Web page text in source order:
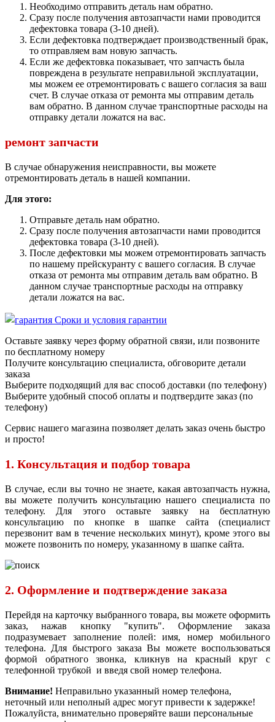
Необходимо отправить деталь нам обратно.
Сразу после получения автозапчасти нами проводится
дефектовка товара (3-10 дней).
Если дефектовка подтверждает производственный брак,
то отправляем вам новую запчасть.
Если же дефектовка показывает, что запчасть была
повреждена в результате неправильной эксплуатации,
мы можем ее отремонтировать с вашего согласия за ваш
счет. В случае отказа от ремонта мы отправим деталь
вам обратно. В данном случае транспортные расходы на
отправку детали ложатся на вас.
ремонт запчасти
В случае обнаружения неисправности, вы можете
отремонтировать деталь в нашей компании.
Для этого:
Отправьте деталь нам обратно.
Сразу после получения автозапчасти нами проводится
дефектовка товара (3-10 дней).
После дефектовки мы можем отремонтировать запчасть
по нашему прейскуранту с вашего согласия. В случае
отказа от ремонта мы отправим деталь вам обратно. В
данном случае транспортные расходы на отправку
детали ложатся на вас.
Сроки и условия гарантии
Оставьте заявку через форму обратной связи, или позвоните
по бесплатному номеру
Получите консультацию специалиста, обговорите детали
заказа
Выберите подходящий для вас способ доставки (по телефону)
Выберите удобный способ оплаты и подтвердите заказ (по
телефону)
Сервис нашего магазина позволяет делать заказ очень быстро
и просто!
1. Консультация и подбор товара
В случае, если вы точно не знаете, какая автозапчасть нужна,
вы можете получить консультацию нашего специалиста по
телефону. Для этого оставьте заявку на бесплатную
консультацию по кнопке в шапке сайта (специалист
перезвонит вам в течение нескольких минут), кроме этого вы
можете позвонить по номеру, указанному в шапке сайта.
2. Оформление и подтверждение заказа
Перейдя на карточку выбранного товара, вы можете оформить
заказ, нажав кнопку "купить". Оформление заказа
подразумевает заполнение полей: имя, номер мобильного
телефона. Для быстрого заказа Вы можете воспользоваться
формой обратного звонка, кликнув на красный круг с
телефонной трубкой и введя свой номер телефона.
Внимание! Неправильно указанный номер телефона,
неточный или неполный адрес могут привести к задержке!
Пожалуйста, внимательно проверяйте ваши персональные